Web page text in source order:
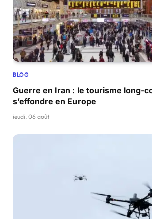
BLOG
Guerre en Iran : le tourisme long-
s’effondre en Europe
jeudi, 06 août